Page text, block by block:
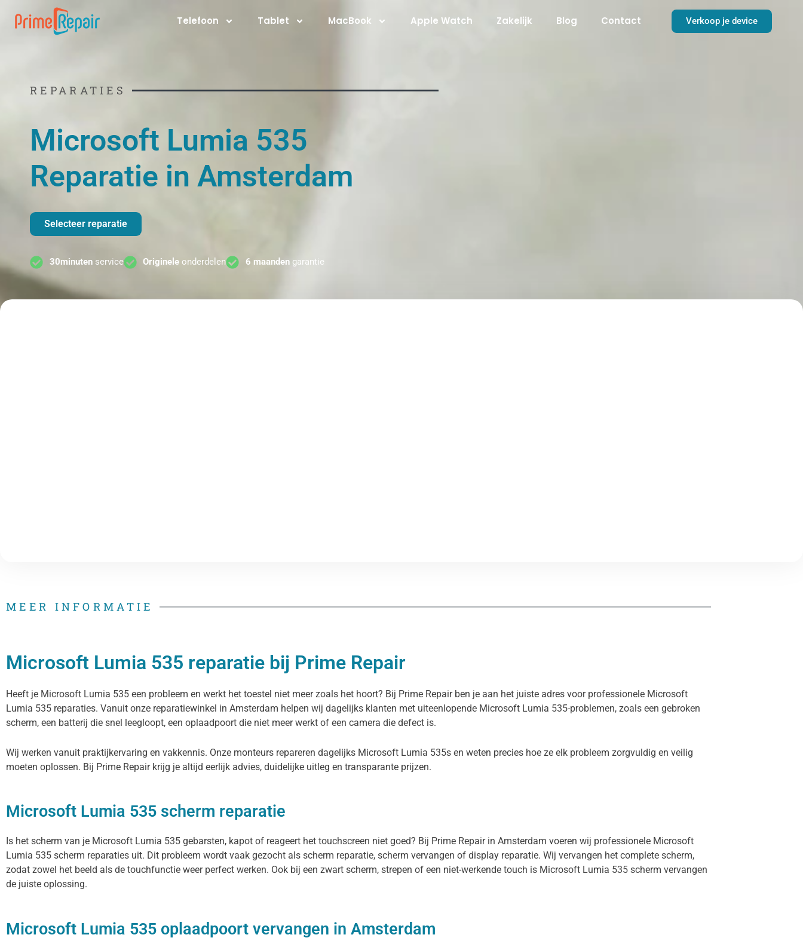
naar
Telefoon Tablet MacBook Apple Watch Zakelijk Blog Contact Verkoop je device
REPARATIES
Microsoft Lumia 535
Reparatie in Amsterdam
Selecteer reparatie
30minutenservice Originele onderdelen 6 maandengarantie
MEER INFORMATIE
Microsoft Lumia 535 reparatie bij Prime Repair
Heeft je Microsoft Lumia 535 een probleem en werkt het toestel niet meer zoals het hoort? Bij Prime Repair ben je aan het juiste adres voor professionele Microsoft
Lumia 535 reparaties. Vanuit onze reparatiewinkel in Amsterdam helpen wij dagelijks klanten met uiteenlopende Microsoft Lumia 535-problemen, zoals een gebroken
scherm, een batterij die snel leegloopt, een oplaadpoort die niet meer werkt of een camera die defect is.
Wij werken vanuit praktijkervaring en vakkennis. Onze monteurs repareren dagelijks Microsoft Lumia 535s en weten precies hoe ze elk probleem zorgvuldig en veilig
moeten oplossen. Bij Prime Repair krijg je altijd eerlijk advies, duidelijke uitleg en transparante prijzen.
Microsoft Lumia 535 scherm reparatie
Is het scherm van je Microsoft Lumia 535 gebarsten, kapot of reageert het touchscreen niet goed? Bij Prime Repair in Amsterdam voeren wij professionele Microsoft
Lumia 535 scherm reparaties uit. Dit probleem wordt vaak gezocht als scherm reparatie, scherm vervangen of display reparatie. Wij vervangen het complete scherm,
zodat zowel het beeld als de touchfunctie weer perfect werken. Ook bij een zwart scherm, strepen of een niet-werkende touch is Microsoft Lumia 535 scherm vervangen
de juiste oplossing.
Microsoft Lumia 535 oplaadpoort vervangen in Amsterdam